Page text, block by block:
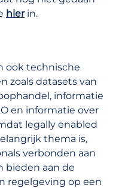
hierin.
ook technische
zoals datasets van
informatie
en informatie over
legally enabled
thema is,
verbonden aan
bieden aan de
regelgeving op een